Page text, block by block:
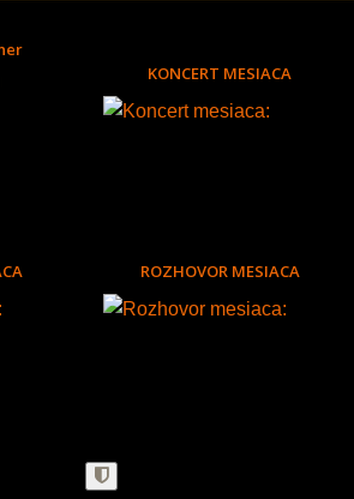
KONCERT MESIACA
ROZHOVOR MESIACA